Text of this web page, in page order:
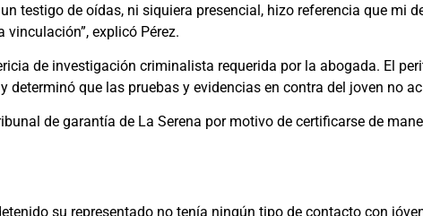
testigo de oídas, ni siquiera presencial, hizo referencia que mi
explicó Pérez.
de investigación criminalista requerida por la abogada. El
determinó que las pruebas y evidencias en contra del joven no
de garantía de La Serena por motivo de certificarse de
su representado no tenía ningún tipo de contacto con